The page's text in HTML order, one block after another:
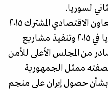
لسوريا.
-لقد تم التوقيع على اتفاقية التعاون الاقتصادي المشترك ٢٠١٥
بهدف تسوية جزء من ديون سوريا في ٢٠١٥ وتنفيذ مشاريع
من المجلس الأعلى للأمن
بصفته ممثل الجمهورية
بشأن حصول إيران على منجم